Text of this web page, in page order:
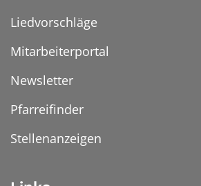
Liedvorschläge
Mitarbeiterportal
Newsletter
Pfarreifinder
Stellenanzeigen